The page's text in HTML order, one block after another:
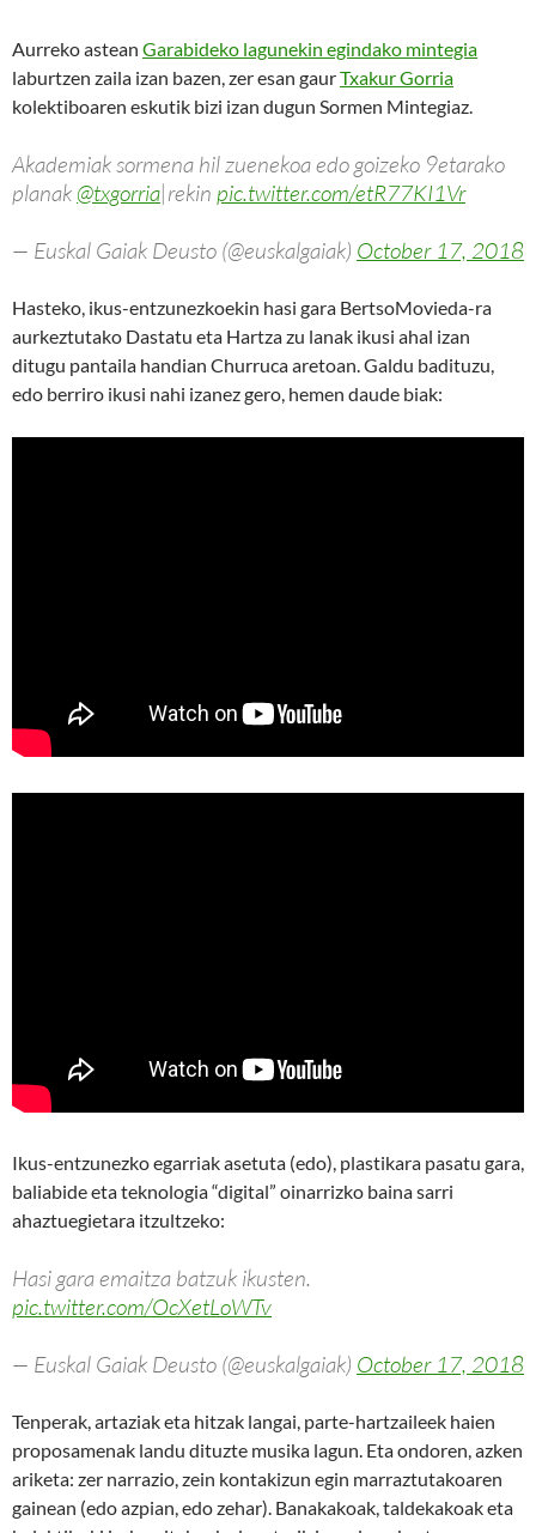
Aurreko astean Garabideko lagunekin egindako mintegia
laburtzen zaila izan bazen, zer esan gaurTxakur Gorria
kolektiboaren eskutik bizi izan dugun Sormen Mintegiaz.
Akademiak sormena hil zuenekoa edo goizeko 9etarako
planak @txgorria|rekin pic.twitter.com/etR77KI1Vr
— Euskal Gaiak Deusto (@euskalgaiak) October 17, 2018
Hasteko, ikus-entzunezkoekin hasi gara BertsoMovieda-ra
aurkeztutako Dastatu eta Hartza zu lanak ikusi ahal izan
ditugu pantaila handian Churruca aretoan. Galdu badituzu,
edo berriro ikusi nahi izanez gero, hemen daude biak:
Ikus-entzunezko egarriak asetuta (edo), plastikara pasatu gara,
baliabide eta teknologia “digital” oinarrizko baina sarri
ahaztuegietara itzultzeko:
Hasi gara emaitza batzuk ikusten.
pic.twitter.com/OcXetLoWTv
— Euskal Gaiak Deusto (@euskalgaiak) October 17, 2018
Tenperak, artaziak eta hitzak langai, parte-hartzaileek haien
proposamenak landu dituzte musika lagun. Eta ondoren, azken
ariketa: zer narrazio, zein kontakizun egin marraztutakoaren
gainean (edo azpian, edo zehar). Banakakoak, taldekakoak eta